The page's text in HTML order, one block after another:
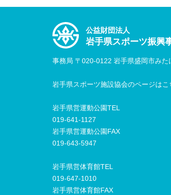
公益財団法人
岩手県スポーツ振興
事務局 〒020-0122 岩手県盛岡市みた
岩手県スポーツ施設協会のページはこ
岩手県営運動公園TEL
019-641-1127
岩手県営運動公園FAX
019-643-5947
岩手県営体育館TEL
019-647-1010
岩手県営体育館FAX